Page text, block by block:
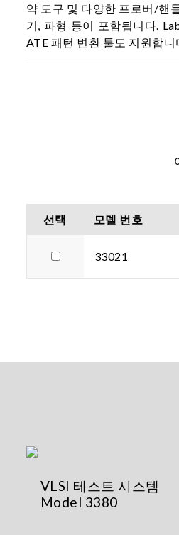
약 도구 및 다양한 프로버/핸
기, 파형 등이 포함됩니다.
ATE 패턴 변환 툴도 지원합니
선택 모델 번호
33021
VLSI 테스트 시스템
Model 3380